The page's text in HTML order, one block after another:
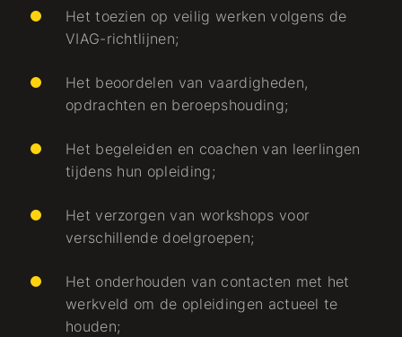
Het toezien op veilig werken volgens de
VIAG-richtlijnen;
Het beoordelen van vaardigheden,
opdrachten en beroepshouding;
Het begeleiden en coachen van leerlingen
tijdens hun opleiding;
Het verzorgen van workshops voor
verschillende doelgroepen;
Het onderhouden van contacten met het
werkveld om de opleidingen actueel te
houden;